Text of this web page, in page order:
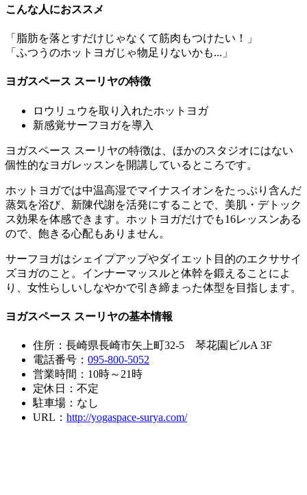
こんな人におススメ
「脂肪を落とすだけじゃなくて筋肉もつけたい！」
「ふつうのホットヨガじゃ物足りないかも...」
ヨガスペース スーリヤの特徴
ロウリュウを取り入れたホットヨガ
新感覚サーフヨガを導入
ヨガスペース スーリヤの特徴は、ほかのスタジオにはない
個性的なヨガレッスンを開講しているところです。
ホットヨガでは中温高湿でマイナスイオンをたっぷり含んだ
蒸気を浴び、新陳代謝を活発にすることで、美肌・デトック
ス効果を体感できます。ホットヨガだけでも16レッスンある
ので、飽きる心配もありません。
サーフヨガはシェイプアップやダイエット目的のエクササイ
ズヨガのこと。インナーマッスルと体幹を鍛えることによ
り、女性らしいしなやかで引き締まった体型を目指します。
ヨガスペース スーリヤの基本情報
住所：長崎県長崎市矢上町32-5 琴花園ビルA 3F
電話番号： 095-800-5052
営業時間：10時～21時
定休日：不定
駐車場：なし
URL： http://yogaspace-surya.com/